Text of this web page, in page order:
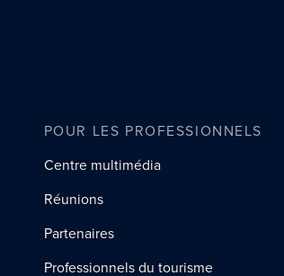
POUR LES PROFESSIONNELS
Centre multimédia
Réunions
Partenaires
Professionnels du tourisme